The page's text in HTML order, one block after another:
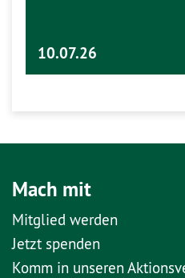
10.07.26
Mach mit
Mitglied werden
Jetzt spenden
Komm in unseren